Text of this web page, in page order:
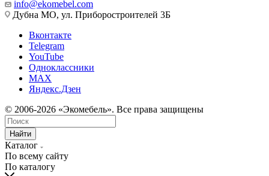
info@ekomebel.com
Дубна МО, ул. Приборостроителей 3Б
Вконтакте
Telegram
YouTube
Одноклассники
MAX
Яндекс.Дзен
© 2006-2026 «Экомебель». Все права защищены
Найти
Каталог
По всему сайту
По каталогу